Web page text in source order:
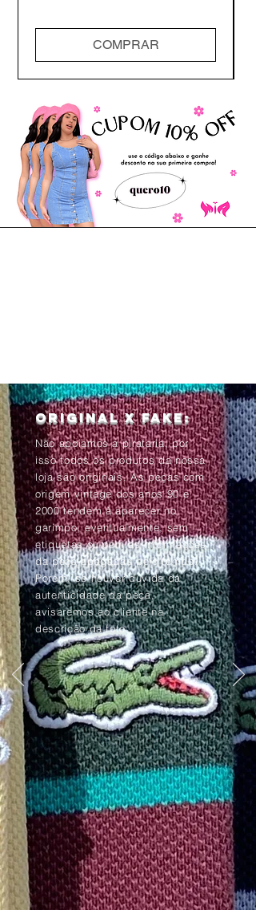
COMPRAR
Original x Fake:
Não apoiamos a pirataria, por
isso todos os produtos da nossa
loja são originais. As peças com
origem vintage dos anos 90 e
2000 tendem à aparecer no
garimpo, eventualmente, sem
etiquetas ou com as informações
da peça apagadas pelo tempo.
Porém, se houver dúvida da
autenticidade da peça,
avisaremos ao cliente na
descrição da foto.